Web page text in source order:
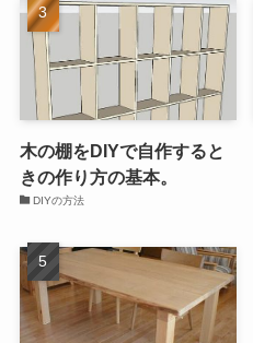
木の棚をDIYで自作すると
きの作り方の基本。
DIYの方法